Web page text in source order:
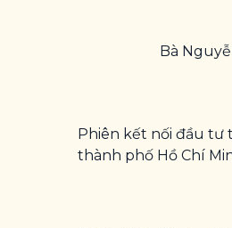
Bà
Phiên kết nối đầu tư
thành phố Hồ Chí